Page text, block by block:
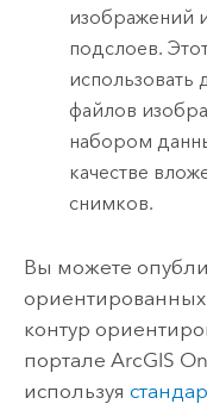
изображений
подслоев.
использовать
файлов
набором
качестве
снимков.
Вы можете
контур
портале ArcGIS
используя